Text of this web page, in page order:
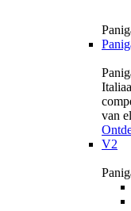
van
V2